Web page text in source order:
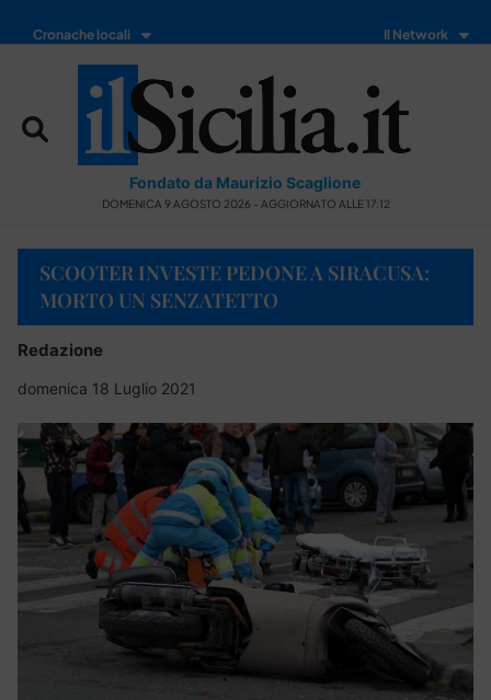
Cronache locali Il Network
Fondato da Maurizio Scaglione
DOMENICA 9 AGOSTO 2026 - AGGIORNATO ALLE 17:12
SCOOTER INVESTE PEDONE A SIRACUSA:
MORTO UN SENZATETTO
Redazione
domenica 18 Luglio 2021